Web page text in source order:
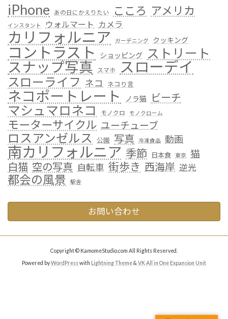
iPhone あの日にかえりたい こころ アメリカ
インスタント ウォルマート カメラ
カリフォルニア ガーデニング クッキング
コントラスト ショッピング ストリート
スナップ写真 スマホ スローデイ
スローライフ ネコ ネコり言
ネコポートレート ノラ猫 ビーチ
マシュマロネコ モノクロ モノクローム
モーターサイクル ユーチューブ
ロスアンゼルス 公園 写真 冷凍食品 動画
南カリフォルニア 季節 日本食 東京 猫
白猫 空の写真 自転車 街歩き 西海岸 逆光
都会の風景 駅舎
お問い合わせ
Copyright © KamomeStudio.com All Rights Reserved.
Powered byWordPresswith Lightning Theme& VK All in One Expansion Unit